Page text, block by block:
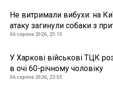
Не витримали вибухи: на
атаку загинули собаки з
06 серпня 2026, 23:15
У Харкові військові ТЦК
в очі 60-річному чоловіку
06 серпня 2026, 22:55